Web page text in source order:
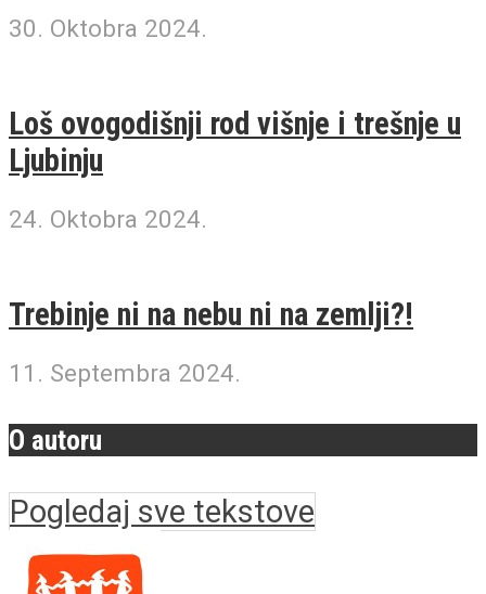
30. Oktobra 2024.
Loš ovogodišnji rod višnje i trešnje u
Ljubinju
24. Oktobra 2024.
Trebinje ni na nebu ni na zemlji?!
11. Septembra 2024.
O autoru
Pogledaj sve tekstove